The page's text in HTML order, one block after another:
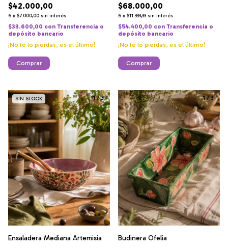
$42.000,00
6 x $7.000,00 sin interés
$33.600,00 con Transferencia o
depósito bancario
¡No te lo pierdas, es el último!
Comprar
$68.000,00
6 x $11.333,33 sin interés
$54.400,00 con Transferencia o
depósito bancario
¡No te lo pierdas, es el último!
Comprar
1/3
SIN STOCK
Ensaladera Mediana Artemisia
1/3
Budinera Ofelia